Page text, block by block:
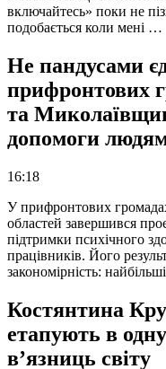
включайтесь» поки не
подобається коли мені …
Не пандусами
прифронтових
та
допомоги
16:18
У прифронтових
областей завершився
підтримки психічного
працівників. Його
закономірність:
Костянтина
етапують в
в’язниць світу